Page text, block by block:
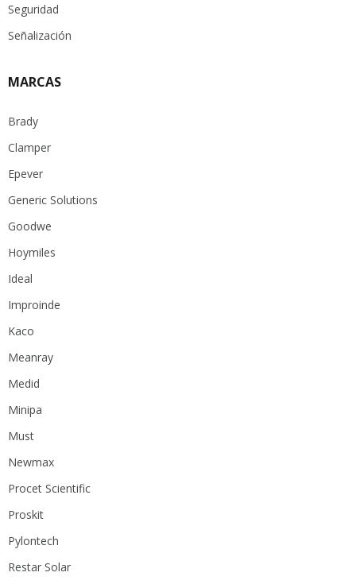
Seguridad
Señalización
MARCAS
Brady
Clamper
Epever
Generic Solutions
Goodwe
Hoymiles
Ideal
Improinde
Kaco
Meanray
Medid
Minipa
Must
Newmax
Procet Scientific
Proskit
Pylontech
Restar Solar